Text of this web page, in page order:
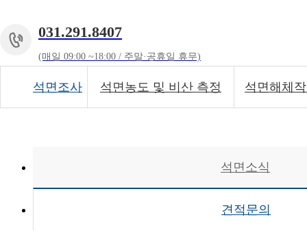
031.291.8407
(매일 09:00 ~18:00 / 주말·공휴일 휴무)
석면조사 석면농도 및 비산 측정 석면해체
석면소식
견적문의